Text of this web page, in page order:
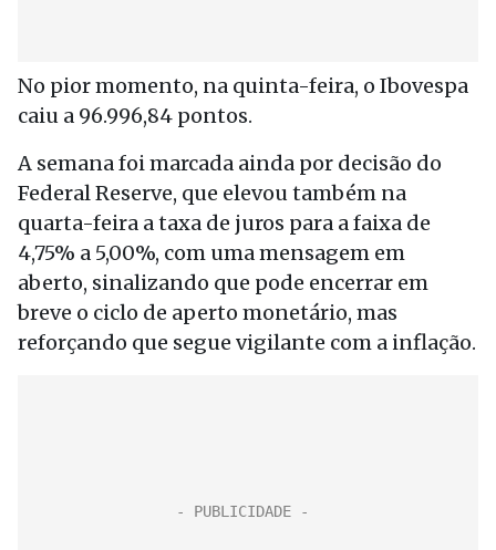
No pior momento, na quinta-feira, o Ibovespa
caiu a 96.996,84 pontos.
A semana foi marcada ainda por decisão do
Federal Reserve, que elevou também na
quarta-feira a taxa de juros para a faixa de
4,75% a 5,00%, com uma mensagem em
aberto, sinalizando que pode encerrar em
breve o ciclo de aperto monetário, mas
reforçando que segue vigilante com a inflação.